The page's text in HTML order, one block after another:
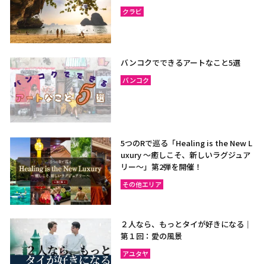
クラビ
バンコクでできるアートなこと5選
バンコク
5つのRで巡る「Healing is the New L
uxury ～癒しこそ、新しいラグジュア
リー〜」第2弾を開催！
その他エリア
２人なら、もっとタイが好きになる｜
第１回：愛の風景
アユタヤ